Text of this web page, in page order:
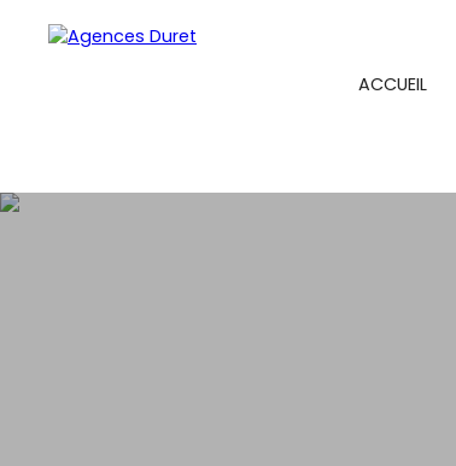
ACCUEIL